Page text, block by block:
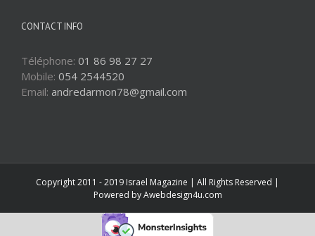
CONTACT INFO
Téléphone: 01 86 98 27 27
Mobile: 054 2544520
Email: andredarmon78@gmail.com
Copyright 2011 - 2019 Israel Magazine | All Rights Reserved |
Powered byAwebdesign4u.com